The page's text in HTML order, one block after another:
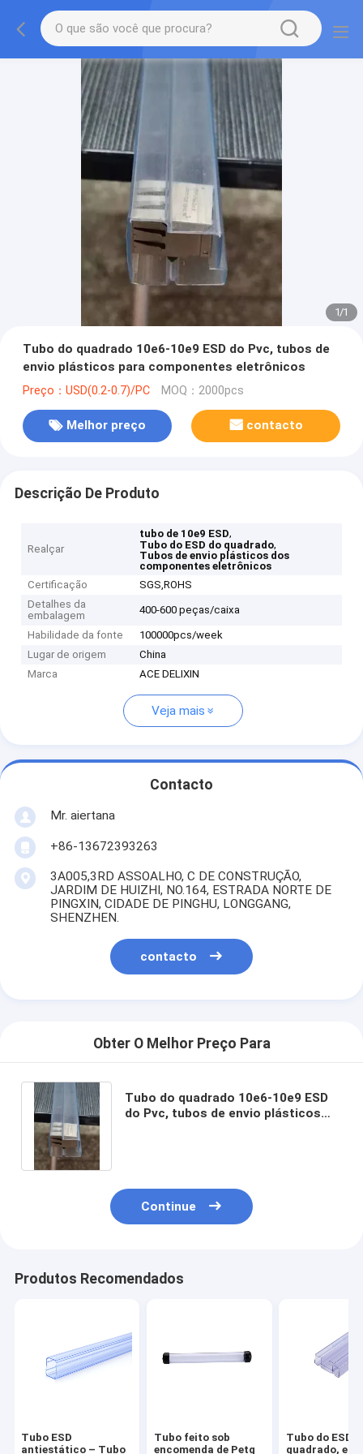
1/1
Tubo do quadrado 10e6-10e9 ESD do Pvc, tubos de
envio plásticos para componentes eletrônicos
Preço：USD(0.2-0.7)/PC MOQ：2000pcs
Melhor preço contacto
Descrição De Produto
Realçar
tubo de 10e9 ESD,
Tubo do ESD do quadrado,
Tubos de envio plásticos dos
componentes eletrônicos
Certificação
SGS,ROHS
Detalhes da
embalagem
400-600 peças/caixa
Habilidade da fonte
100000pcs/week
Lugar de origem
China
Marca
ACE DELIXIN
Veja mais
Contacto
Mr. aiertana
+86-13672393263
3A005,3RD ASSOALHO, C DE CONSTRUÇÃO,
JARDIM DE HUIZHI, NO.164, ESTRADA NORTE DE
PINGXIN, CIDADE DE PINGHU, LONGGANG,
SHENZHEN.
contacto
Obter O Melhor Preço Para
Tubo do quadrado 10e6-10e9 ESD
do Pvc, tubos de envio plásticos
Continue
Produtos Recomendados
Tubo ESD
antiestático – Tubo
Tubo feito sob
encomenda de Petg
Tubo do ESD
quadrado,